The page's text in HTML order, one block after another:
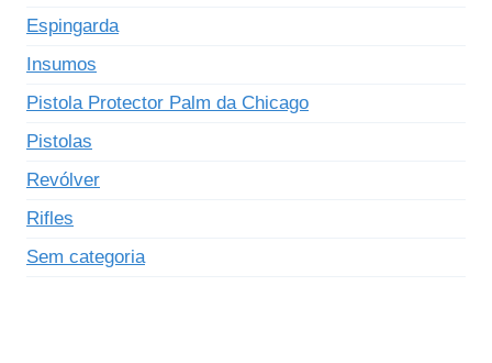
Espingarda
Insumos
Pistola Protector Palm da Chicago
Pistolas
Revólver
Rifles
Sem categoria